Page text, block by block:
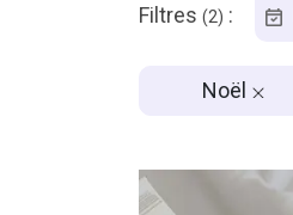
Filtres (2) :
Noël